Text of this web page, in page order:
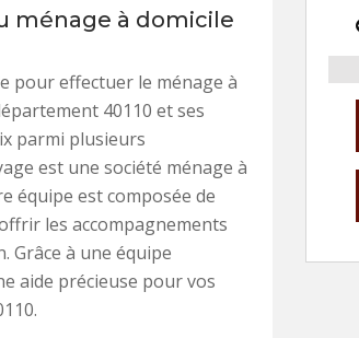
ménage à domicile
pour effectuer le ménage à
40110 et ses
parmi plusieurs
est une société ménage à
équipe est composée de
les accompagnements
Grâce à une équipe
aide précieuse pour vos